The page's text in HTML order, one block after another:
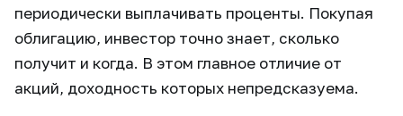
периодически выплачивать проценты. Покупая
облигацию, инвестор точно знает, сколько
получит и когда. В этом главное отличие от
акций, доходность которых непредсказуема.